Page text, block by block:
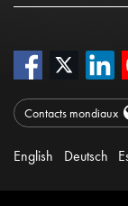
Contacts mondiaux
English Deutsch